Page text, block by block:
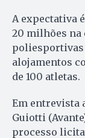
A expectativa
20 milhões na
poliesportivas
alojamentos
de 100 atletas.
Em entrevista
Guiotti
processo